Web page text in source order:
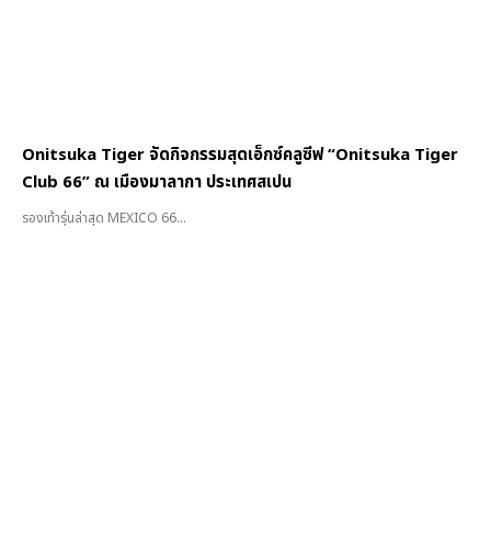
Onitsuka Tiger จัดกิจกรรมสุดเอ็กซ์คลูซีฟ “Onitsuka Tiger
Club 66” ณ เมืองมาลากา ประเทศสเปน
รองเท้ารุ่นล่าสุด MEXICO 66...